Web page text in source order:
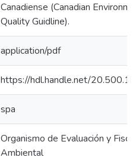
Canadiense (Canadian
Quality Guidline).
application/pdf
https://hdl.handle.net/
spa
Organismo de Evaluación y
Ambiental